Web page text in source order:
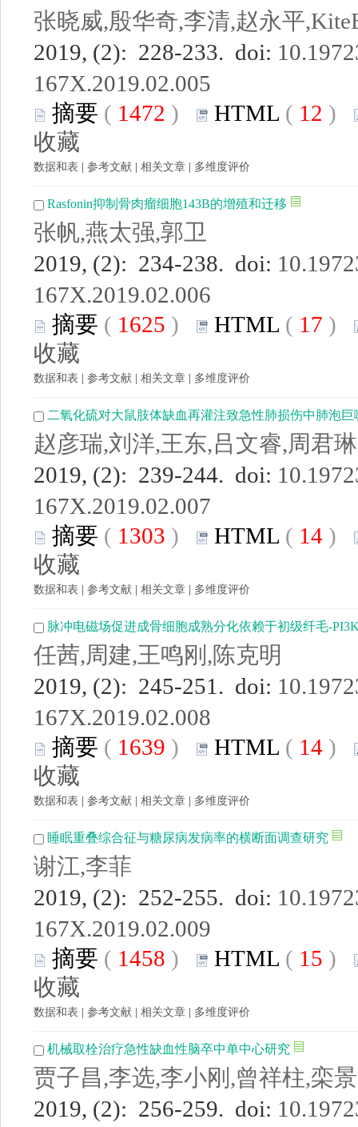
张晓威,殷华奇,李清,赵永平
2019, (2): 228-233. doi:
167X.2019.02.005
摘要 ( 1472 ) HTML ( 12 )
收藏
数据和表 参考文献 相关文章 多维度评价
Rasfonin抑制骨肉瘤细胞143B的增殖和迁移
张帆,燕太强,郭卫
2019, (2): 234-238. doi:
167X.2019.02.006
摘要 ( 1625 ) HTML ( 17 )
收藏
数据和表 参考文献 相关文章 多维度评价
二氧化硫对大鼠肢体缺血再灌注致急性肺损伤中肺泡
赵彦瑞,刘洋,王东,吕文睿,周君琳
2019, (2): 239-244. doi:
167X.2019.02.007
摘要 ( 1303 ) HTML ( 14 )
收藏
数据和表 参考文献 相关文章 多维度评价
脉冲电磁场促进成骨细胞成熟分化依赖于初级纤毛-
任茜,周建,王鸣刚,陈克明
2019, (2): 245-251. doi:
167X.2019.02.008
摘要 ( 1639 ) HTML ( 14 )
收藏
数据和表 参考文献 相关文章 多维度评价
睡眠重叠综合征与糖尿病发病率的横断面调查研究
谢江,李菲
2019, (2): 252-255. doi:
167X.2019.02.009
摘要 ( 1458 ) HTML ( 15 )
收藏
数据和表 参考文献 相关文章 多维度评价
机械取栓治疗急性缺血性脑卒中单中心研究
贾子昌,李选,李小刚,曾祥柱,栾
2019, (2): 256-259. doi: